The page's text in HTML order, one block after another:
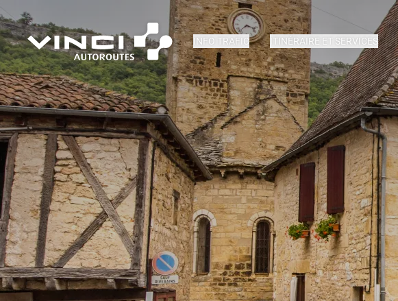
INFO TRAFIC ITINÉRAIRE ET SERVICES